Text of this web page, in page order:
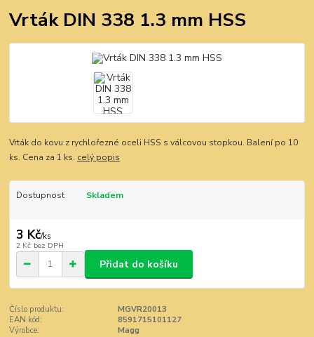
Vrták DIN 338 1.3 mm HSS
Vrták do kovu z rychlořezné oceli HSS s válcovou stopkou. Balení po 10
ks. Cena za 1 ks. celý popis
Dostupnost Skladem
3 Kč/ks
2 Kč bez DPH
Přidat do košíku
Číslo produktu:
MGVR20013
EAN kód:
8591715101127
Výrobce:
Magg